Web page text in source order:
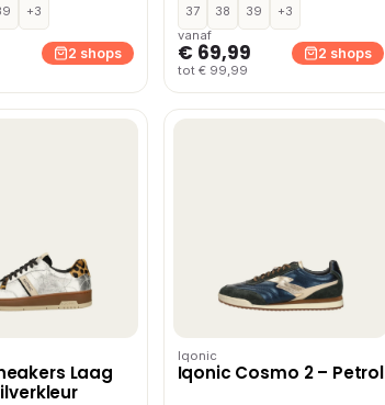
+3
2 shops
37 38 39
+3
vanaf
€ 69,99
tot € 99,99
2 shops
Laag
Iqonic
Iqonic Cosmo 2 – Petrol